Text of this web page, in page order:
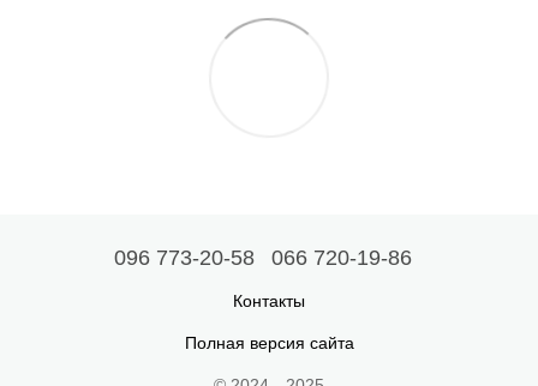
096 773-20-58 066 720-19-86
Контакты
Полная версия сайта